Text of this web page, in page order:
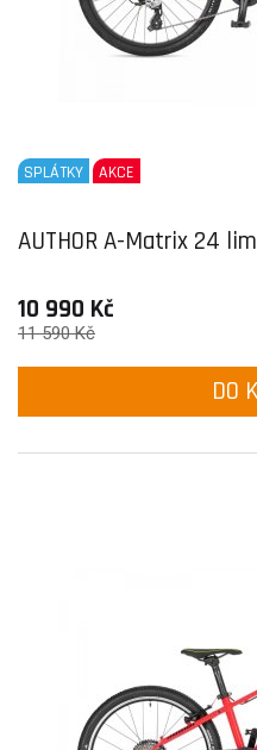
SPLÁTKY AKCE
AUTHOR A-Matrix 24
10 990 Kč
11 590 Kč
DO